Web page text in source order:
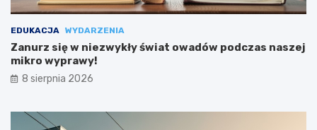
EDUKACJA WYDARZENIA
Zanurz się w niezwykły świat owadów podczas naszej
mikro wyprawy!
8 sierpnia 2026